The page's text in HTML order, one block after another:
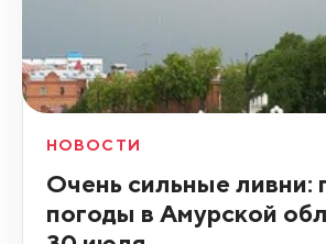
НОВОСТИ
Очень сильные ливни:
погоды в Амурской